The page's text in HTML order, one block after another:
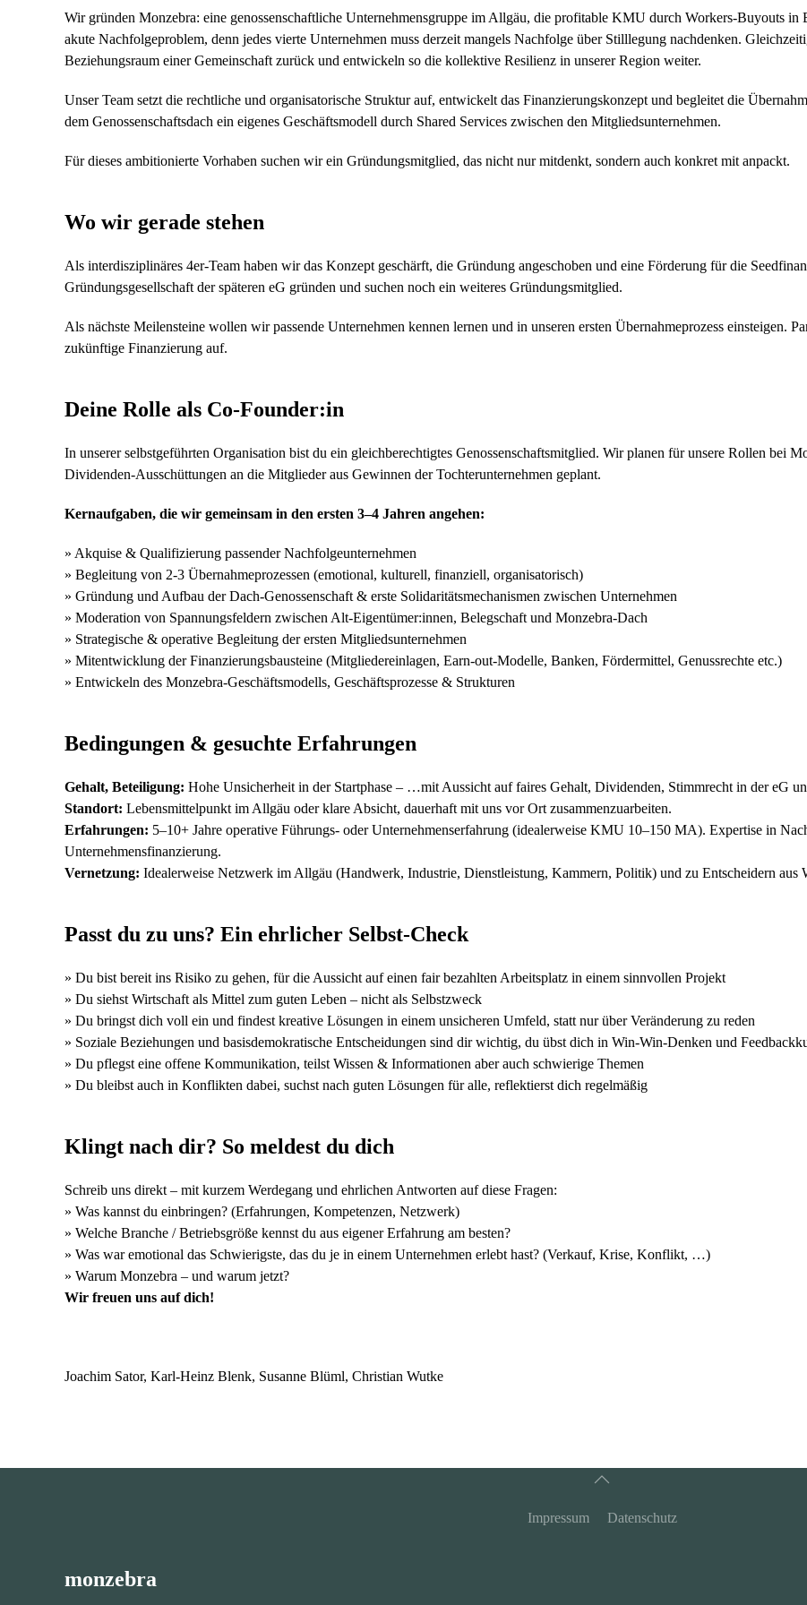
Wir gründen Monzebra: eine genossenschaftliche Unternehmensgruppe im Allgäu, die profitable KMU durch Workers-Buyouts in
akute Nachfolgeproblem, denn jedes vierte Unternehmen muss derzeit mangels Nachfolge über Stilllegung nachdenken.
Beziehungsraum einer Gemeinschaft zurück und entwickeln so die kollektive Resilienz in unserer Region weiter.
Unser Team setzt die rechtliche und organisatorische Struktur auf, entwickelt das Finanzierungskonzept und begleitet die
dem Genossenschaftsdach ein eigenes Geschäftsmodell durch Shared Services zwischen den Mitgliedsunternehmen.
Für dieses ambitionierte Vorhaben suchen wir ein Gründungsmitglied, das nicht nur mitdenkt, sondern auch konkret mit anpackt.
Wo wir gerade stehen
Als interdisziplinäres 4er-Team haben wir das Konzept geschärft, die Gründung angeschoben und eine Förderung für die
Gründungsgesellschaft der späteren eG gründen und suchen noch ein weiteres Gründungsmitglied.
Als nächste Meilensteine wollen wir passende Unternehmen kennen lernen und in unseren ersten Übernahmeprozess einsteigen.
zukünftige Finanzierung auf.
Deine Rolle als Co-Founder:in
In unserer selbstgeführten Organisation bist du ein gleichberechtigtes Genossenschaftsmitglied. Wir planen für unsere Rollen bei
Dividenden-Ausschüttungen an die Mitglieder aus Gewinnen der Tochterunternehmen geplant.
Kernaufgaben, die wir gemeinsam in den ersten 3–4 Jahren angehen:
» Akquise & Qualifizierung passender Nachfolgeunternehmen
» Begleitung von 2-3 Übernahmeprozessen (emotional, kulturell, finanziell, organisatorisch)
» Gründung und Aufbau der Dach-Genossenschaft & erste Solidaritätsmechanismen zwischen Unternehmen
» Moderation von Spannungsfeldern zwischen Alt-Eigentümer:innen, Belegschaft und Monzebra-Dach
» Strategische & operative Begleitung der ersten Mitgliedsunternehmen
» Mitentwicklung der Finanzierungsbausteine (Mitgliedereinlagen, Earn-out-Modelle, Banken, Fördermittel, Genussrechte etc.)
» Entwickeln des Monzebra-Geschäftsmodells, Geschäftsprozesse & Strukturen
Bedingungen & gesuchte Erfahrungen
Gehalt, Beteiligung: Hohe Unsicherheit in der Startphase – …mit Aussicht auf faires Gehalt, Dividenden, Stimmrecht in der eG
Standort: Lebensmittelpunkt im Allgäu oder klare Absicht, dauerhaft mit uns vor Ort zusammenzuarbeiten.
Erfahrungen: 5–10+ Jahre operative Führungs- oder Unternehmenserfahrung (idealerweise KMU 10–150 MA). Expertise in
Unternehmensfinanzierung.
Vernetzung: Idealerweise Netzwerk im Allgäu (Handwerk, Industrie, Dienstleistung, Kammern, Politik) und zu Entscheidern aus
Passt du zu uns? Ein ehrlicher Selbst-Check
» Du bist bereit ins Risiko zu gehen, für die Aussicht auf einen fair bezahlten Arbeitsplatz in einem sinnvollen Projekt
» Du siehst Wirtschaft als Mittel zum guten Leben – nicht als Selbstzweck
» Du bringst dich voll ein und findest kreative Lösungen in einem unsicheren Umfeld, statt nur über Veränderung zu reden
» Soziale Beziehungen und basisdemokratische Entscheidungen sind dir wichtig, du übst dich in Win-Win-Denken und
» Du pflegst eine offene Kommunikation, teilst Wissen & Informationen aber auch schwierige Themen
» Du bleibst auch in Konflikten dabei, suchst nach guten Lösungen für alle, reflektierst dich regelmäßig
Klingt nach dir? So meldest du dich
Schreib uns direkt – mit kurzem Werdegang und ehrlichen Antworten auf diese Fragen:
» Was kannst du einbringen? (Erfahrungen, Kompetenzen, Netzwerk)
» Welche Branche / Betriebsgröße kennst du aus eigener Erfahrung am besten?
» Was war emotional das Schwierigste, das du je in einem Unternehmen erlebt hast? (Verkauf, Krise, Konflikt, …)
» Warum Monzebra – und warum jetzt?
Wir freuen uns auf dich!
Joachim Sator, Karl-Heinz Blenk, Susanne Blüml, Christian Wutke
Impressum Datenschutz
monzebra